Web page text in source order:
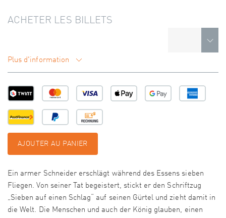
ACHETER LES BILLETS
Plus d'information
AJOUTER AU PANIER
Ein armer Schneider erschlägt während des Essens sieben
Fliegen. Von seiner Tat begeistert, stickt er den Schriftzug
„Sieben auf einen Schlag“ auf seinen Gürtel und zieht damit in
die Welt. Die Menschen und auch der König glauben, einen